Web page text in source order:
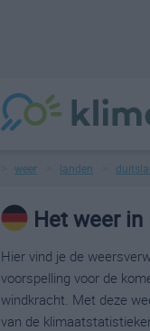
weer landen
Het weer
Hier vind je de
voorspelling voor de
windkracht. Met deze
van de